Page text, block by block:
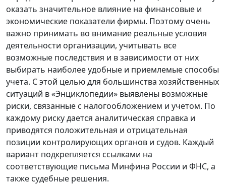
оказать значительное влияние на финансовые и
экономические показатели фирмы. Поэтому очень
важно принимать во внимание реальные условия
деятельности организации, учитывать все
возможные последствия и в зависимости от них
выбирать наиболее удобные и приемлемые способы
учета. С этой целью для большинства хозяйственных
ситуаций в «Энциклопедии» выявлены возможные
риски, связанные с налогообложением и учетом. По
каждому риску дается аналитическая справка и
приводятся положительная и отрицательная
позиции контролирующих органов и судов. Каждый
вариант подкрепляется ссылками на
соответствующие письма Минфина России и ФНС, а
также судебные решения.